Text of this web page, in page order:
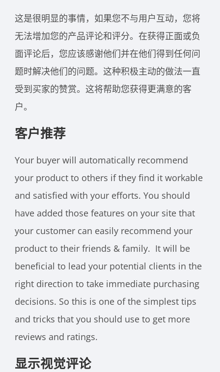
这是很明显的事情，如果您不与用户互动，您将
无法增加您的产品评论和评分。在获得正面或负
面评论后，您应该感谢他们并在他们得到任何问
题时解决他们的问题。这种积极主动的做法一直
受到买家的赞赏。这将帮助您获得更满意的客
户。
客户推荐
Your buyer will automatically recommend
your product to others if they find it workable
and satisfied with your efforts. You should
have added those features on your site that
your customer can easily recommend your
product to their friends & family. It will be
beneficial to lead your potential clients in the
right direction to take immediate purchasing
decisions. So this is one of the simplest tips
and tricks that you should use to get more
reviews and ratings.
显示视觉评论